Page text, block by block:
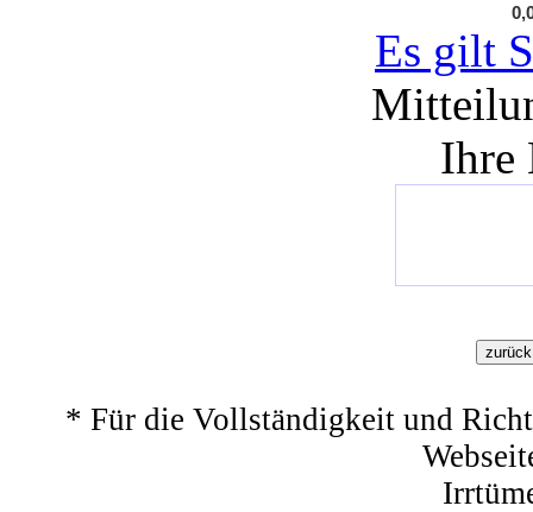
Es gilt
Ihre
* Für die Vollständigkeit und